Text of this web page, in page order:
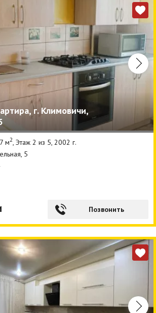
г. Климовичи,
м2 , Этаж 2 из 5, 2002 г.
5
Позвонить